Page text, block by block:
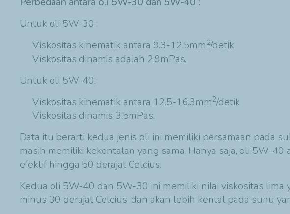
Untuk oli 5W-30:
Viskositas kinematik antara 9.3-12.5mm2/detik
Viskositas dinamis adalah 2.9mPas.
Untuk oli 5W-40:
Viskositas kinematik antara 12.5-16.3mm2/detik
Viskositas dinamis 3.5mPas.
Data itu berarti kedua jenis oli ini memiliki persamaan pada
masih memiliki kekentalan yang sama. Hanya saja, oli 5W-
efektif hingga 50 derajat Celcius.
Kedua oli 5W-40 dan 5W-30 ini memiliki nilai viskositas
minus 30 derajat Celcius, dan akan lebih kental pada suhu